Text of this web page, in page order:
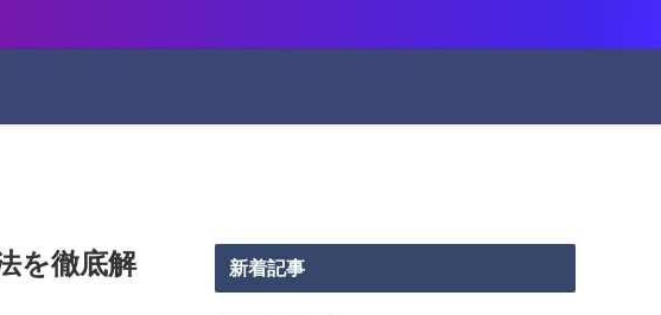
を徹底解
新着記事